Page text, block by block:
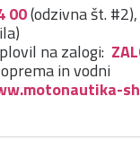
00(odzivna št. #2),
na zalogi:
in vodni